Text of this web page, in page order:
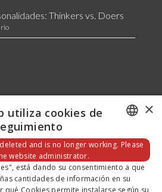
Thinkers vs. Doers
DEFAULT LANGUAGE
SPANISH
×
utiliza cookies de
and is no longer working. Please
website administrator.
está dando su consentimiento a que
cantidades de información en su
qué Cookies permite instalarse según su